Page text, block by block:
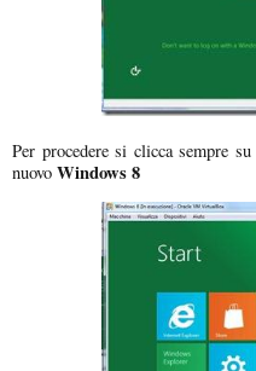
Per procedere si clicca sempre su
nuovo Windows 8